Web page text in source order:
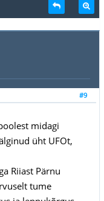
#9
midagi
üht UFOt,
Riiast Pärnu
tume